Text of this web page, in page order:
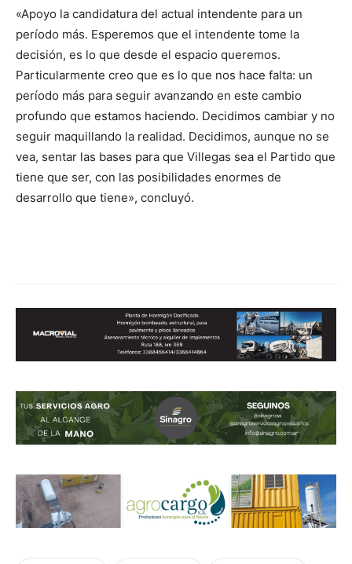
«Apoyo la candidatura del actual intendente para un
período más. Esperemos que el intendente tome la
decisión, es lo que desde el espacio queremos.
Particularmente creo que es lo que nos hace falta: un
período más para seguir avanzando en este cambio
profundo que estamos haciendo. Decidimos cambiar y no
seguir maquillando la realidad. Decidimos, aunque no se
vea, sentar las bases para que Villegas sea el Partido que
tiene que ser, con las posibilidades enormes de
desarrollo que tiene», concluyó.